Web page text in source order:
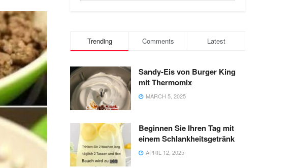
Trending Comments Latest
Sandy-Eis von Burger King
mit Thermomix
MARCH 5, 2025
Beginnen Sie Ihren Tag mit
einem Schlankheitsgetränk
APRIL 12, 2025